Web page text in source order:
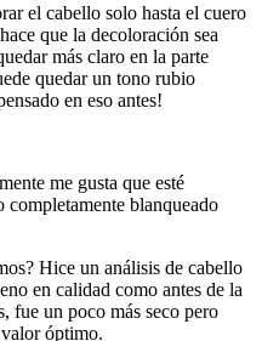
el cabello solo hasta el cuero
que la decoloración sea
más claro en la parte
quedar un tono rubio
en eso antes!
me gusta que esté
blanqueado
Hice un análisis de cabello
en calidad como antes de la
fue un poco más seco pero
óptimo.